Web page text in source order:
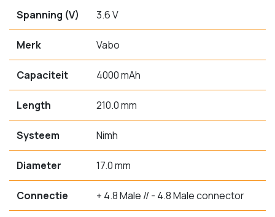
Spanning (V) 3.6 V
Merk Vabo
Capaciteit 4000 mAh
Length 210.0 mm
Systeem Nimh
Diameter 17.0 mm
Connectie + 4.8 Male // - 4.8 Male connector